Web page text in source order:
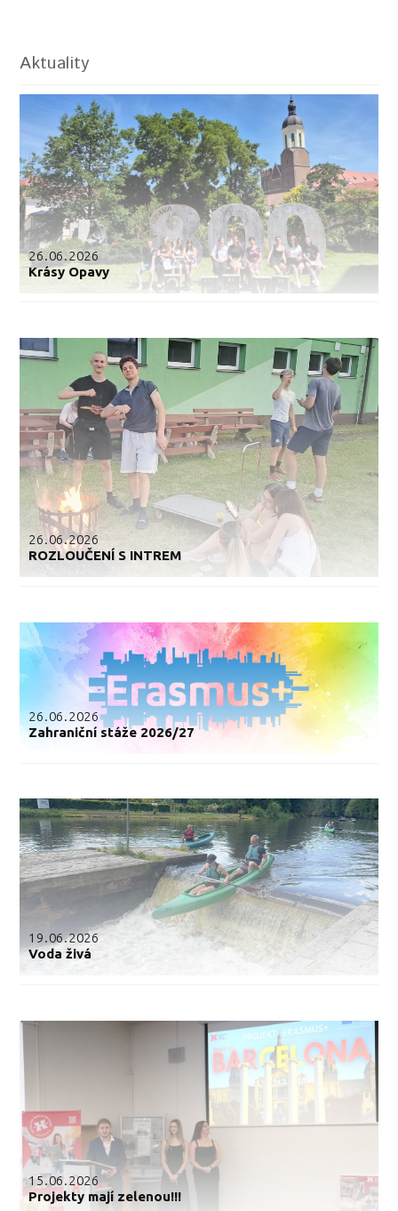
Aktuality
26.06.2026
Krásy Opavy
26.06.2026
ROZLOUČENÍ S INTREM
26.06.2026
Zahraniční stáže 2026/27
19.06.2026
Voda živá
15.06.2026
Projekty mají zelenou!!!